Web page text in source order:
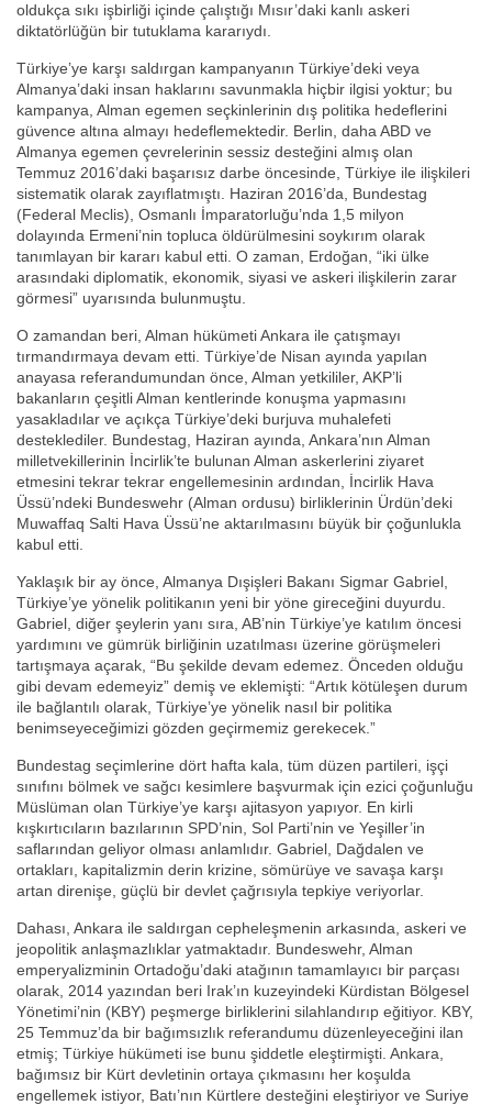
oldukça sıkı işbirliği içinde çalıştığı Mısır’daki kanlı askeri
diktatörlüğün bir tutuklama kararıydı.
Türkiye’ye karşı saldırgan kampanyanın Türkiye’deki veya
Almanya’daki insan haklarını savunmakla hiçbir ilgisi yoktur; bu
kampanya, Alman egemen seçkinlerinin dış politika hedeflerini
güvence altına almayı hedeflemektedir. Berlin, daha ABD ve
Almanya egemen çevrelerinin sessiz desteğini almış olan
Temmuz 2016’daki başarısız darbe öncesinde, Türkiye ile ilişkileri
sistematik olarak zayıflatmıştı. Haziran 2016’da, Bundestag
(Federal Meclis), Osmanlı İmparatorluğu’nda 1,5 milyon
dolayında Ermeni’nin topluca öldürülmesini soykırım olarak
tanımlayan bir kararı kabul etti. O zaman, Erdoğan, “iki ülke
arasındaki diplomatik, ekonomik, siyasi ve askeri ilişkilerin zarar
görmesi” uyarısında bulunmuştu.
O zamandan beri, Alman hükümeti Ankara ile çatışmayı
tırmandırmaya devam etti. Türkiye’de Nisan ayında yapılan
anayasa referandumundan önce, Alman yetkililer, AKP’li
bakanların çeşitli Alman kentlerinde konuşma yapmasını
yasakladılar ve açıkça Türkiye’deki burjuva muhalefeti
desteklediler. Bundestag, Haziran ayında, Ankara’nın Alman
milletvekillerinin İncirlik’te bulunan Alman askerlerini ziyaret
etmesini tekrar tekrar engellemesinin ardından, İncirlik Hava
Üssü’ndeki Bundeswehr (Alman ordusu) birliklerinin Ürdün’deki
Muwaffaq Salti Hava Üssü’ne aktarılmasını büyük bir çoğunlukla
kabul etti.
Yaklaşık bir ay önce, Almanya Dışişleri Bakanı Sigmar Gabriel,
Türkiye’ye yönelik politikanın yeni bir yöne gireceğini duyurdu.
Gabriel, diğer şeylerin yanı sıra, AB’nin Türkiye’ye katılım öncesi
yardımını ve gümrük birliğinin uzatılması üzerine görüşmeleri
tartışmaya açarak, “Bu şekilde devam edemez. Önceden olduğu
gibi devam edemeyiz” demiş ve eklemişti: “Artık kötüleşen durum
ile bağlantılı olarak, Türkiye’ye yönelik nasıl bir politika
benimseyeceğimizi gözden geçirmemiz gerekecek.”
Bundestag seçimlerine dört hafta kala, tüm düzen partileri, işçi
sınıfını bölmek ve sağcı kesimlere başvurmak için ezici çoğunluğu
Müslüman olan Türkiye’ye karşı ajitasyon yapıyor. En kirli
kışkırtıcıların bazılarının SPD’nin, Sol Parti’nin ve Yeşiller’in
saflarından geliyor olması anlamlıdır. Gabriel, Dağdalen ve
ortakları, kapitalizmin derin krizine, sömürüye ve savaşa karşı
artan direnişe, güçlü bir devlet çağrısıyla tepkiye veriyorlar.
Dahası, Ankara ile saldırgan cepheleşmenin arkasında, askeri ve
jeopolitik anlaşmazlıklar yatmaktadır. Bundeswehr, Alman
emperyalizminin Ortadoğu’daki atağının tamamlayıcı bir parçası
olarak, 2014 yazından beri Irak’ın kuzeyindeki Kürdistan Bölgesel
Yönetimi’nin (KBY) peşmerge birliklerini silahlandırıp eğitiyor. KBY,
25 Temmuz’da bir bağımsızlık referandumu düzenleyeceğini ilan
etmiş; Türkiye hükümeti ise bunu şiddetle eleştirmişti. Ankara,
bağımsız bir Kürt devletinin ortaya çıkmasını her koşulda
engellemek istiyor, Batı’nın Kürtlere desteğini eleştiriyor ve Suriye